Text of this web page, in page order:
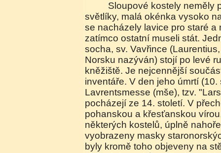
Sloupové kostely neměly původně okna, pouze
světlíky, malá okénka vysoko
se nacházely lavice pro staré a
zatímco ostatní museli stát.
socha, sv. Vavřince
Norsku nazýván) stojí po levé
kněžiště. Je nejcennější
inventáře. V den jeho úmrtí
Lavrentsmesse (mše), tzv.
pocházejí ze 14. století. V
pohanskou a křesťanskou
některých kostelů, úplně
vyobrazeny masky
byly kromě toho objeveny na